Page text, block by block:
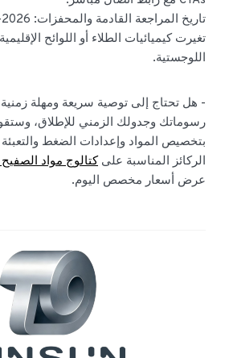
تغيرت كيميائيات الطلاء أو اللوائح
اللوجستية.
- هل تحتاج إلى توصية سريعة ومهلة
بتخصيص المواد وإعدادات الضغط
الركائز المناسبة علىكتالوج مواد
عرض أسعار مخصص اليوم.